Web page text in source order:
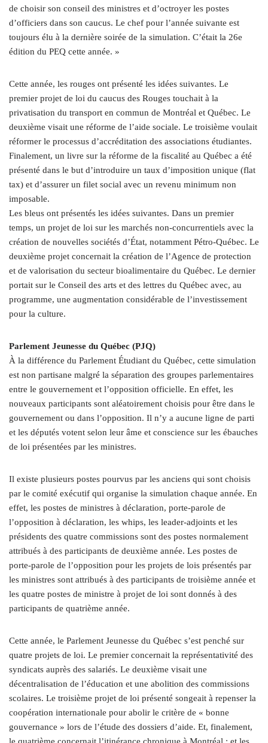
de choisir son conseil des ministres et d’octroyer les postes
d’officiers dans son caucus. Le chef pour l’année suivante est
toujours élu à la dernière soirée de la simulation. C’était la 26e
édition du PEQ cette année. »
Cette année, les rouges ont présenté les idées suivantes. Le
premier projet de loi du caucus des Rouges touchait à la
privatisation du transport en commun de Montréal et Québec. Le
deuxième visait une réforme de l’aide sociale. Le troisième voulait
réformer le processus d’accréditation des associations étudiantes.
Finalement, un livre sur la réforme de la fiscalité au Québec a été
présenté dans le but d’introduire un taux d’imposition unique (flat
tax) et d’assurer un filet social avec un revenu minimum non
imposable.
Les bleus ont présentés les idées suivantes. Dans un premier
temps, un projet de loi sur les marchés non-concurrentiels avec la
création de nouvelles sociétés d’État, notamment Pétro-Québec. Le
deuxième projet concernait la création de l’Agence de protection
et de valorisation du secteur bioalimentaire du Québec. Le dernier
portait sur le Conseil des arts et des lettres du Québec avec, au
programme, une augmentation considérable de l’investissement
pour la culture.
Parlement Jeunesse du Québec (PJQ)
À la différence du Parlement Étudiant du Québec, cette simulation
est non partisane malgré la séparation des groupes parlementaires
entre le gouvernement et l’opposition officielle. En effet, les
nouveaux participants sont aléatoirement choisis pour être dans le
gouvernement ou dans l’opposition. Il n’y a aucune ligne de parti
et les députés votent selon leur âme et conscience sur les ébauches
de loi présentées par les ministres.
Il existe plusieurs postes pourvus par les anciens qui sont choisis
par le comité exécutif qui organise la simulation chaque année. En
effet, les postes de ministres à déclaration, porte-parole de
l’opposition à déclaration, les whips, les leader-adjoints et les
présidents des quatre commissions sont des postes normalement
attribués à des participants de deuxième année. Les postes de
porte-parole de l’opposition pour les projets de lois présentés par
les ministres sont attribués à des participants de troisième année et
les quatre postes de ministre à projet de loi sont donnés à des
participants de quatrième année.
Cette année, le Parlement Jeunesse du Québec s’est penché sur
quatre projets de loi. Le premier concernait la représentativité des
syndicats auprès des salariés. Le deuxième visait une
décentralisation de l’éducation et une abolition des commissions
scolaires. Le troisième projet de loi présenté songeait à repenser la
coopération internationale pour abolir le critère de « bonne
gouvernance » lors de l’étude des dossiers d’aide. Et, finalement,